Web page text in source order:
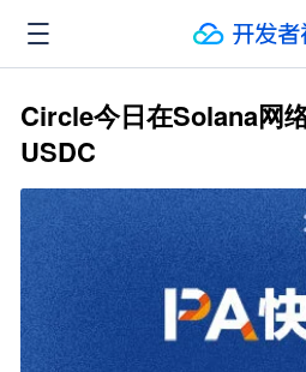
Circle今日在Solana网
USDC